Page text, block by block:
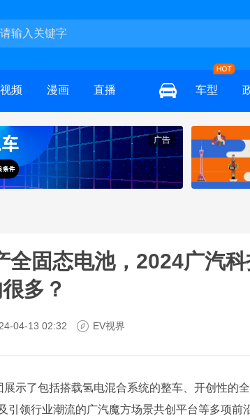
视频 漫画 直播 车型
广告
全固态电池，2024广汽
多？
04-13 02:32 EV视界
示了包括搭载氢电混合系统的整车、开创性的全
引领行业潮流的广汽魔方场景共创平台等多项前